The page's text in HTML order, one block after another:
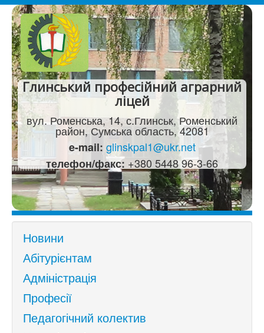
Глинський професійний аграрний
ліцей
вул. Роменська, 14, с.Глинськ, Роменський
район, Сумська область, 42081
e-mail: glinskpal1@ukr.net
телефон/факс: +380 5448 96-3-66
Новини
Абітурієнтам
Адміністрація
Професії
Педагогічний колектив